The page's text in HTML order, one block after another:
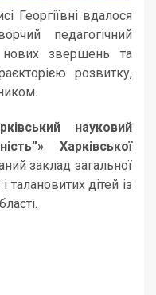
Георгіївні вдалося
педагогічний
звершень та
розвитку,
науковий
Харківської
заклад загальної
талановитих дітей із